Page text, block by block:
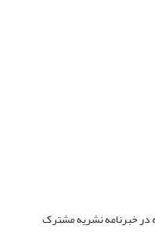
در خبرنامه نشریه مشترک